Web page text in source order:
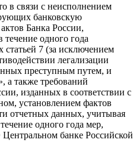
в связи с неисполнением
банковскую
Банка России,
одного года
7 (за исключением
легализации
преступным путем, и
а также требований
изданных в соответствии с
установлением фактов
отчетных данных, учитывая
одного года мер,
банке Российской